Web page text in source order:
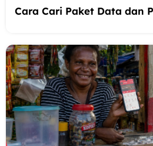
Cara Cari Paket Data dan